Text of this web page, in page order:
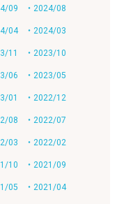
09 ・2024/08
04 ・2024/03
11 ・2023/10
06 ・2023/05
01 ・2022/12
08 ・2022/07
03 ・2022/02
10 ・2021/09
05 ・2021/04